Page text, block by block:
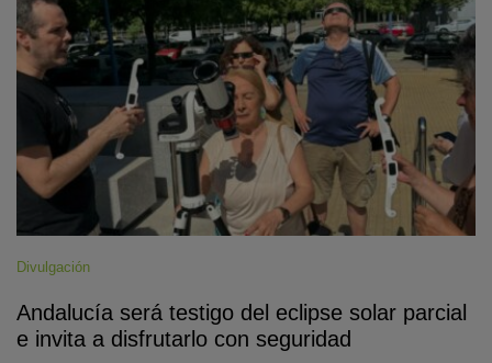
Divulgación
Andalucía será testigo del eclipse solar parcial
e invita a disfrutarlo con seguridad